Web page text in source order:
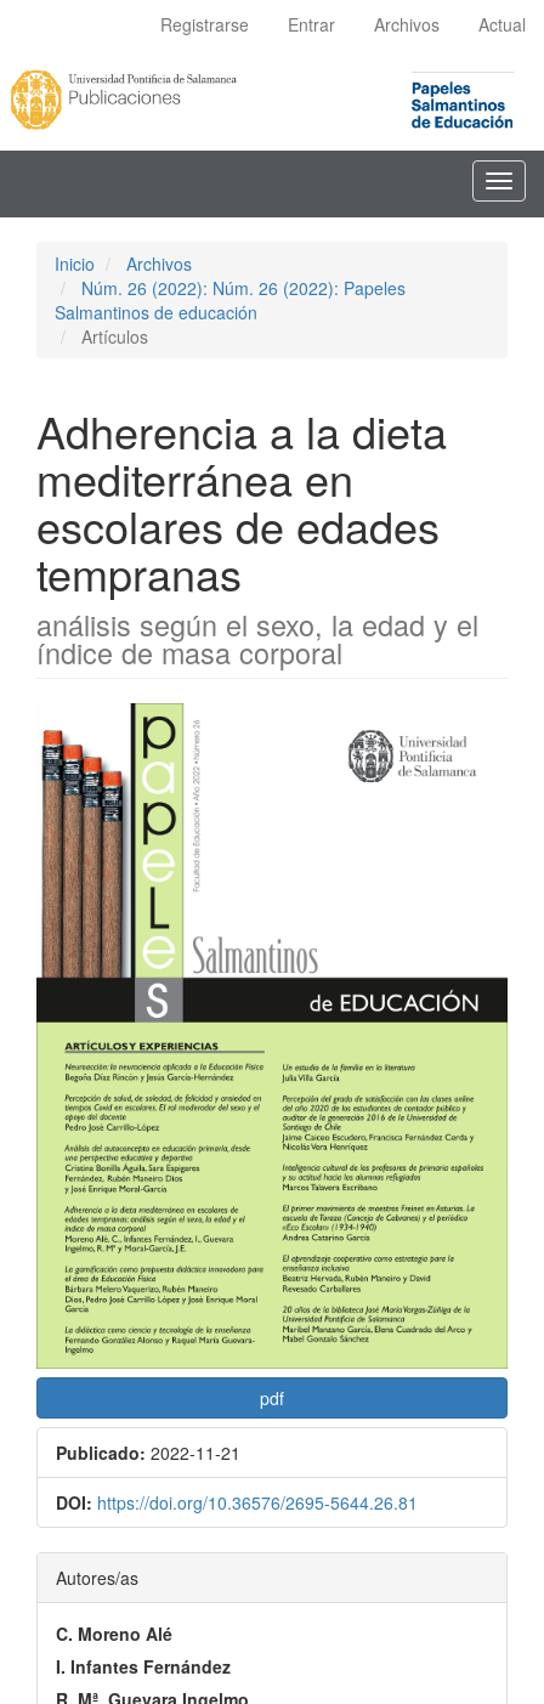
principal
Barra
lateral
Registrarse Entrar Archivos Actual
Inicio
Archivos
Núm. 26 (2022): Núm. 26 (2022): Papeles
Salmantinos de educación
Artículos
Adherencia a la dieta
mediterránea en
escolares de edades
tempranas
análisis según el sexo, la edad y el
índice de masa corporal
Barra
lateral
del
artículo
pdf
Publicado: 2022-11-21
DOI: https://doi.org/10.36576/2695-5644.26.81
Contenido
principal
del
artículo
Autores/as
C. Moreno Alé
I. Infantes Fernández
R. Mª. Guevara Ingelmo,